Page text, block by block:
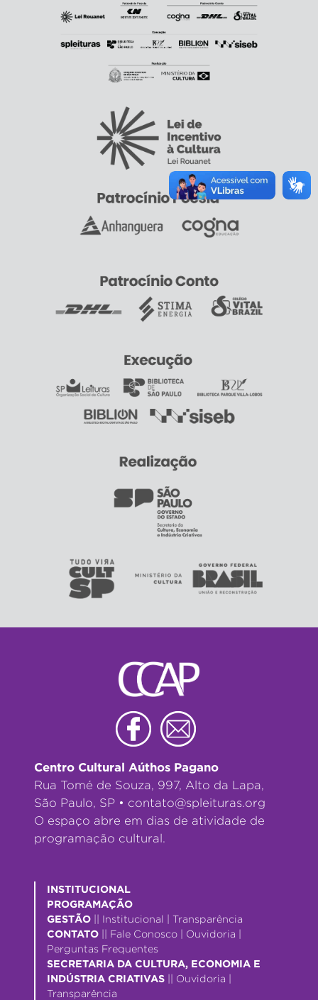
Centro Cultural Aúthos Pagano
Rua Tomé de Souza, 997, Alto da Lapa,
São Paulo, SP • contato@spleituras.org
O espaço abre em dias de atividade de
programação cultural.
INSTITUCIONAL
PROGRAMAÇÃO
GESTÃO
Institucional
Transparência
CONTATO
Fale Conosco Ouvidoria
Perguntas Frequentes
SECRETARIA DA CULTURA, ECONOMIA E
INDÚSTRIA CRIATIVAS
Ouvidoria
Transparência